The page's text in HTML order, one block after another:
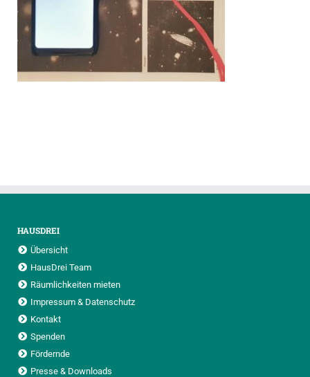
HAUSDREI
Übersicht
HausDrei Team
Räumlichkeiten mieten
Impressum & Datenschutz
Kontakt
Spenden
Fördernde
Presse & Downloads